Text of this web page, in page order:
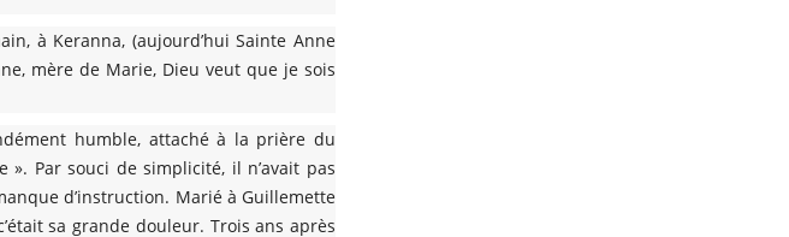
à Keranna, (aujourd’hui Sainte Anne
mère de Marie, Dieu veut que je sois
humble, attaché à la prière du
Par souci de simplicité, il n’avait pas
d’instruction. Marié à Guillemette
sa grande douleur. Trois ans après